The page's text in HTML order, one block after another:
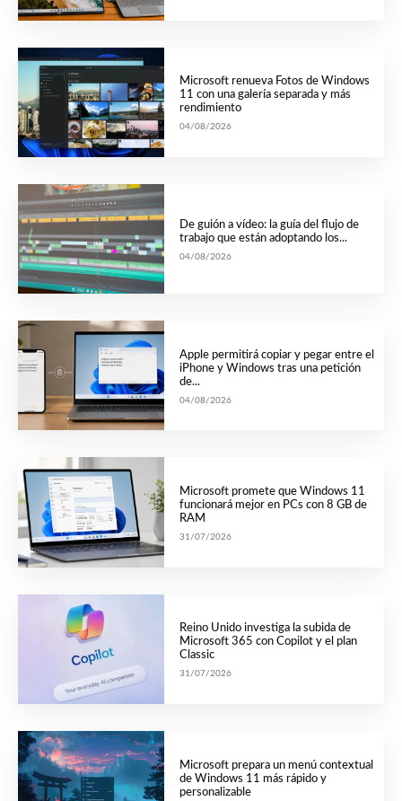
Microsoft renueva Fotos de Windows
11 con una galería separada y más
rendimiento
04/08/2026
De guión a vídeo: la guía del flujo de
trabajo que están adoptando los...
04/08/2026
Apple permitirá copiar y pegar entre el
iPhone y Windows tras una petición
de...
04/08/2026
Microsoft promete que Windows 11
funcionará mejor en PCs con 8 GB de
RAM
31/07/2026
Reino Unido investiga la subida de
Microsoft 365 con Copilot y el plan
Classic
31/07/2026
Microsoft prepara un menú contextual
de Windows 11 más rápido y
personalizable